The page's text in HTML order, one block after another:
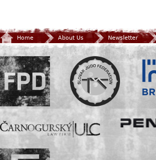
Home About Us Newsletter